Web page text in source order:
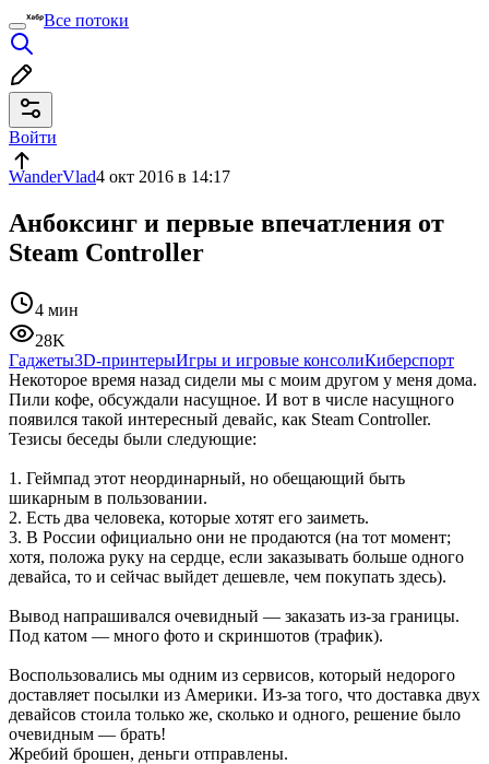
Все потоки
Войти
WanderVlad4 окт 2016 в 14:17
Анбоксинг и первые впечатления от
Steam Controller
4 мин
28K
Гаджеты3D-принтерыИгры и игровые консолиКиберспорт
Некоторое время назад сидели мы с моим другом у меня дома.
Пили кофе, обсуждали насущное. И вот в числе насущного
появился такой интересный девайс, как Steam Controller.
Тезисы беседы были следующие:
1. Геймпад этот неординарный, но обещающий быть
шикарным в пользовании.
2. Есть два человека, которые хотят его заиметь.
3. В России официально они не продаются (на тот момент;
хотя, положа руку на сердце, если заказывать больше одного
девайса, то и сейчас выйдет дешевле, чем покупать здесь).
Вывод напрашивался очевидный — заказать из-за границы.
Под катом — много фото и скриншотов (трафик).
Воспользовались мы одним из сервисов, который недорого
доставляет посылки из Америки. Из-за того, что доставка двух
девайсов стоила только же, сколько и одного, решение было
очевидным — брать!
Жребий брошен, деньги отправлены.